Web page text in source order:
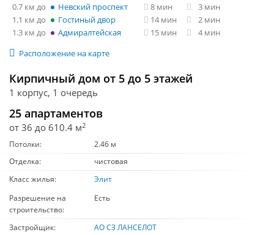
0.7 км Невский проспект 8 мин
3 мин
1.1 км
Гостиный двор 14 мин
2 мин
1.3 км
Адмиралтейская 15 мин
4 мин
Расположение на карте
Кирпичный дом от 5 до 5 этажей
1 корпус, 1 очередь
25 апартаментов
от 36 до 610.4 м2
Потолки:
2.46 м
Отделка:
чистовая
Класс жилья:
Элит
Разрешение на
строительство:
Есть
Застройщик: АО СЗ ЛАНСЕЛОТ